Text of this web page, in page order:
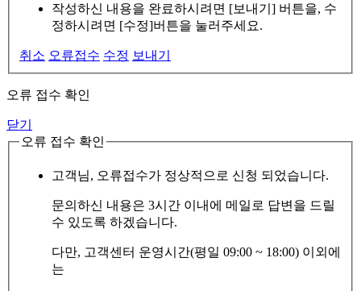
작성하신 내용을 완료하시려면 [보내기] 버튼을, 수
정하시려면 [수정]버튼을 눌러주세요.
취소 오류접수 수정 보내기
오류 접수 확인
닫기
오류 접수 확인
고객님, 오류접수가 정상적으로 신청 되었습니다.
문의하신 내용은 3시간 이내에 메일로 답변을 드릴
수 있도록 하겠습니다.
다만, 고객센터 운영시간(평일 09:00 ~ 18:00) 이외에
는